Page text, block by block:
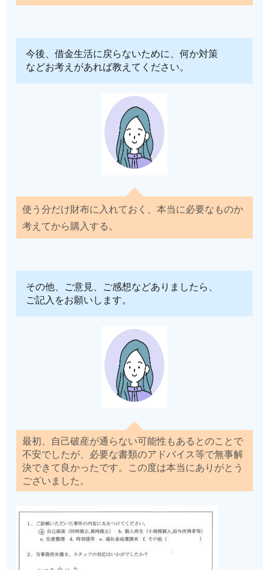
今後、借金生活に戻らないために、何か対策
などお考えがあれば教えてください。
使う分だけ財布に入れておく、本当に必要なものか
考えてから購入する。
その他、ご意見、ご感想などありましたら、
ご記入をお願いします。
最初、自己破産が通らない可能性もあるとのことで
不安でしたが、必要な書類のアドバイス等で無事解
決できて良かったです。この度は本当にありがとう
ございました。